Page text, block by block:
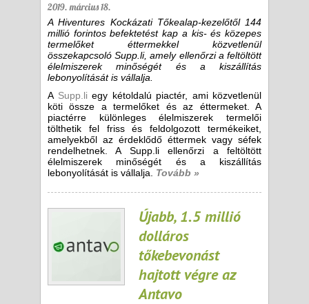
2019. március 18.
A Hiventures Kockázati Tőkealap-kezelőtől 144
millió forintos befektetést kap a kis- és közepes
termelőket éttermekkel közvetlenül
összekapcsoló Supp.li, amely ellenőrzi a feltöltött
élelmiszerek minőségét és a kiszállítás
lebonyolítását is vállalja.
A Supp.li egy kétoldalú piactér, ami közvetlenül
köti össze a termelőket és az éttermeket. A
piactérre különleges élelmiszerek termelői
tölthetik fel friss és feldolgozott termékeiket,
amelyekből az érdeklődő éttermek vagy séfek
rendelhetnek. A Supp.li ellenőrzi a feltöltött
élelmiszerek minőségét és a kiszállítás
lebonyolítását is vállalja.
Tovább »
Újabb, 1.5 millió
dolláros
tőkebevonást
hajtott végre az
Antavo